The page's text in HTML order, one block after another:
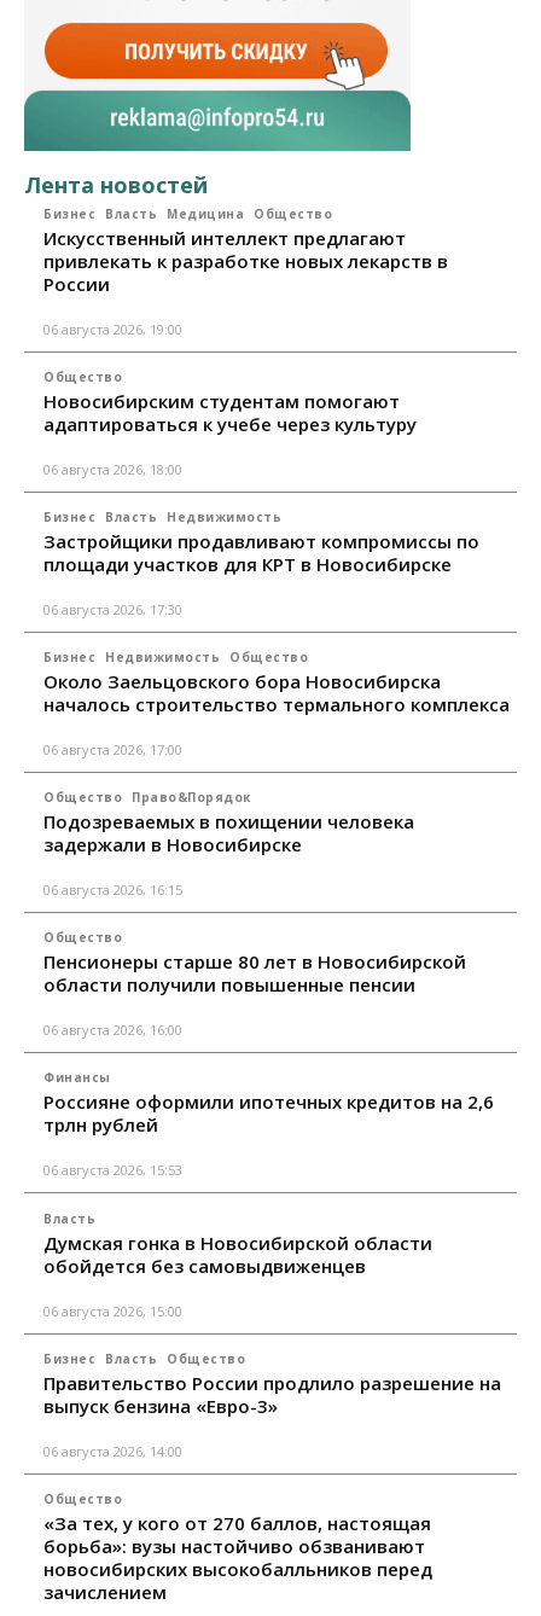
Лента новостей
Бизнес Власть Медицина Общество
Искусственный интеллект предлагают
привлекать к разработке новых лекарств в
России
06 августа 2026, 19:00
Общество
Новосибирским студентам помогают
адаптироваться к учебе через культуру
06 августа 2026, 18:00
Бизнес Власть Недвижимость
Застройщики продавливают компромиссы по
площади участков для КРТ в Новосибирске
06 августа 2026, 17:30
Бизнес Недвижимость Общество
Около Заельцовского бора Новосибирска
началось строительство термального комплекса
06 августа 2026, 17:00
Общество Право&Порядок
Подозреваемых в похищении человека
задержали в Новосибирске
06 августа 2026, 16:15
Общество
Пенсионеры старше 80 лет в Новосибирской
области получили повышенные пенсии
06 августа 2026, 16:00
Финансы
Россияне оформили ипотечных кредитов на 2,6
трлн рублей
06 августа 2026, 15:53
Власть
Думская гонка в Новосибирской области
обойдется без самовыдвиженцев
06 августа 2026, 15:00
Бизнес Власть Общество
Правительство России продлило разрешение на
выпуск бензина «Евро-3»
06 августа 2026, 14:00
Общество
«За тех, у кого от 270 баллов, настоящая
борьба»: вузы настойчиво обзванивают
новосибирских высокобалльников перед
зачислением